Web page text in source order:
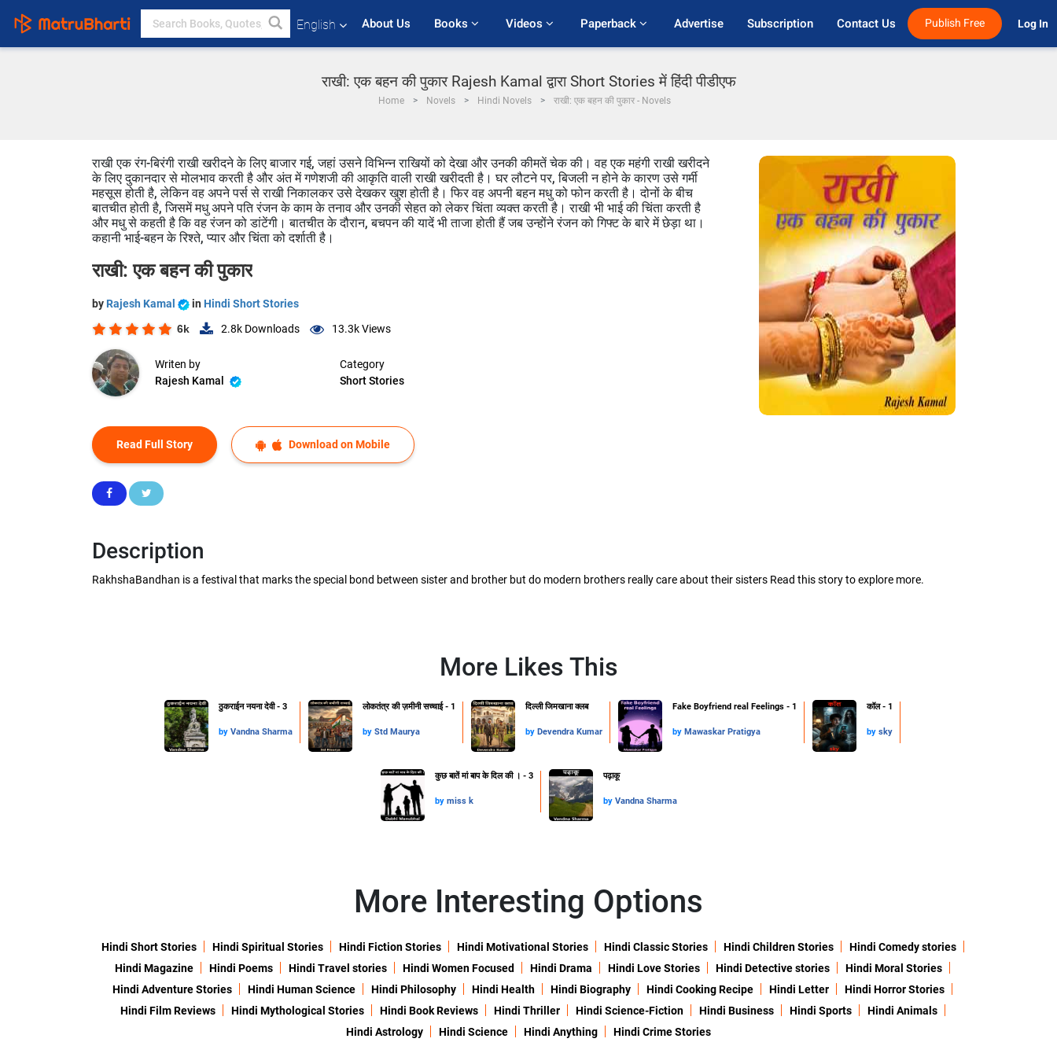
English About Us Books Videos Paperback Advertise Subscription Contact Us Publish Free Log In
राखी: एक बहन की पुकार Rajesh Kamal द्वारा Short Stories में हिंदी पीडीएफ
Home Novels Hindi Novels राखी: एक बहन की पुकार - Novels
राखी एक रंग-बिरंगी राखी खरीदने के लिए बाजार गई, जहां उसने विभिन्न राखियों को देखा और उनकी कीमतें चेक की। वह एक महंगी राखी खरीदने
के लिए दुकानदार से मोलभाव करती है और अंत में गणेशजी की आकृति वाली राखी खरीदती है। घर लौटने पर, बिजली न होने के कारण उसे गर्मी
महसूस होती है, लेकिन वह अपने पर्स से राखी निकालकर उसे देखकर खुश होती है। फिर वह अपनी बहन मधु को फोन करती है। दोनों के बीच
बातचीत होती है, जिसमें मधु अपने पति रंजन के काम के तनाव और उनकी सेहत को लेकर चिंता व्यक्त करती है। राखी भी भाई की चिंता करती है
और मधु से कहती है कि वह रंजन को डांटेंगी। बातचीत के दौरान, बचपन की यादें भी ताजा होती हैं जब उन्होंने रंजन को गिफ्ट के बारे में छेड़ा था।
कहानी भाई-बहन के रिश्ते, प्यार और चिंता को दर्शाती है।
राखी: एक बहन की पुकार
by Rajesh Kamal in Hindi Short Stories
6k 2.8k Downloads 13.3kViews
Writen by
Rajesh Kamal
Category
Short Stories
Read Full Story Download on Mobile
Description
RakhshaBandhan is a festival that marks the special bond between sister and brother but do modern brothers really care about their sisters Read this story to explore more.
More Likes This
ठुकराईन नयना देवी - 3
by Vandna Sharma
लोकतंत्र की ज़मीनी सच्चाई - 1
by Std Maurya
दिल्ली जिमखाना क्लब
by Devendra Kumar
Fake Boyfriend real Feelings - 1
by Mawaskar Pratigya
कॉल - 1
by sky
कुछ बातें मां बाप के दिल की । - 3
by miss k
पढ़ाकू
by Vandna Sharma
More Interesting Options
Hindi Short Stories Hindi Spiritual Stories Hindi Fiction Stories Hindi Motivational Stories Hindi Classic Stories Hindi Children Stories
Hindi Comedy stories
Hindi Magazine
Hindi Poems Hindi Travel stories Hindi Women Focused Hindi Drama Hindi Love Stories Hindi Detective stories
Hindi Moral Stories
Hindi Adventure Stories
Hindi Human Science Hindi Philosophy Hindi Health Hindi Biography Hindi Cooking Recipe Hindi Letter
Hindi Horror Stories
Hindi Film Reviews
Hindi Mythological Stories Hindi Book Reviews Hindi Thriller Hindi Science-Fiction Hindi Business Hindi Sports
Hindi Animals
Hindi Astrology
Hindi Science Hindi Anything Hindi Crime Stories